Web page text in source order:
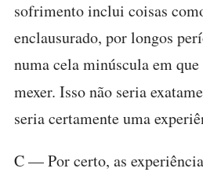
sofrimento inclui coisas
enclausurado, por longos
numa cela minúscula em
mexer. Isso não seria
seria certamente uma
C — Por certo, as